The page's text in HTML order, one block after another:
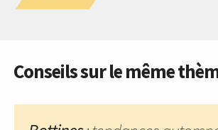
Conseils sur le même